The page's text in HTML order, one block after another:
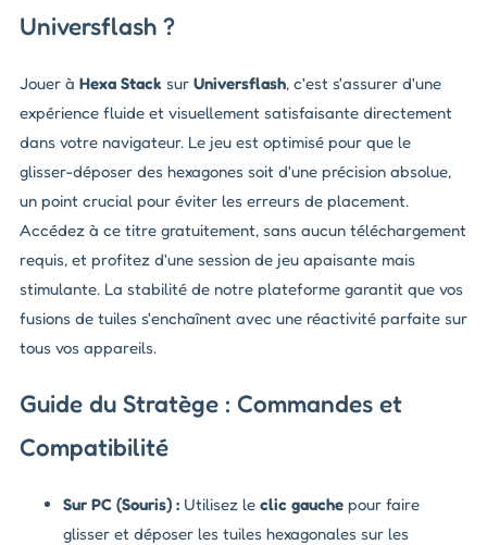
Universflash ?
Jouer à Hexa Stack sur Universflash, c'est s'assurer d'une
expérience fluide et visuellement satisfaisante directement
dans votre navigateur. Le jeu est optimisé pour que le
glisser-déposer des hexagones soit d'une précision absolue,
un point crucial pour éviter les erreurs de placement.
Accédez à ce titre gratuitement, sans aucun téléchargement
requis, et profitez d'une session de jeu apaisante mais
stimulante. La stabilité de notre plateforme garantit que vos
fusions de tuiles s'enchaînent avec une réactivité parfaite sur
tous vos appareils.
Guide du Stratège : Commandes et
Compatibilité
Sur PC (Souris) : Utilisez le clic gauche pour faire
glisser et déposer les tuiles hexagonales sur les